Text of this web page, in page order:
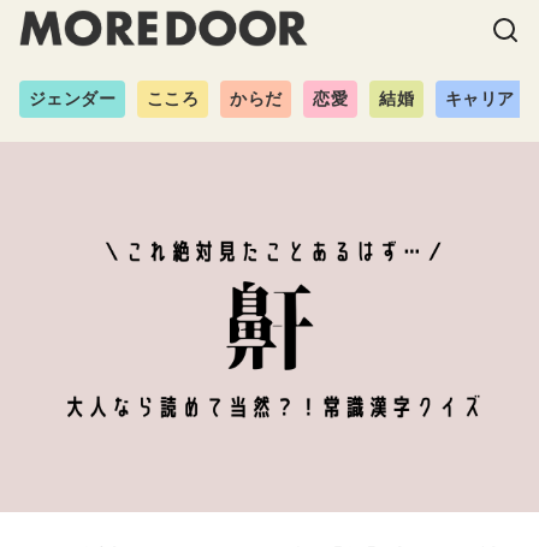
ジェンダー こころ からだ 恋愛 結婚 キャリア